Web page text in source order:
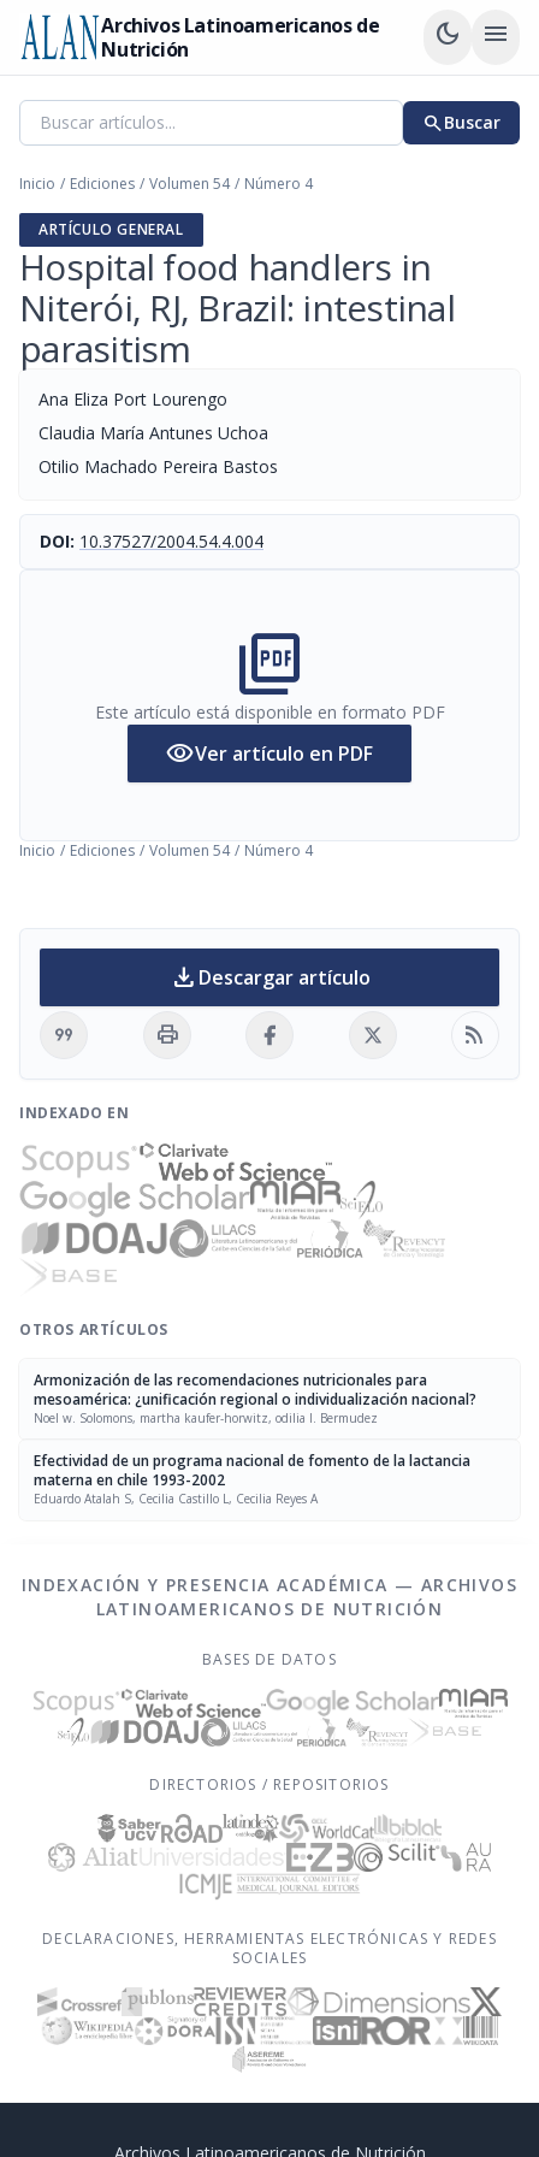
Archivos Latinoamericanos de
Nutrición
dark_mode menu
searchBuscar
Inicio / Ediciones / Volumen 54 / Número 4
ARTÍCULO GENERAL
Hospital food handlers in
Niterói, RJ, Brazil: intestinal
parasitism
Ana Eliza Port Lourengo
Claudia María Antunes Uchoa
Otilio Machado Pereira Bastos
DOI: 10.37527/2004.54.4.004
picture_as_pdf
Este artículo está disponible en formato PDF
visibilityVer artículo en PDF
Inicio / Ediciones / Volumen 54 / Número 4
download Descargar artículo
format_quote print rss_feed
INDEXADO EN
OTROS ARTÍCULOS
Armonización de las recomendaciones nutricionales para
mesoamérica: ¿unificación regional o individualización nacional?
Noel w. Solomons, martha kaufer-horwitz, odilia I. Bermudez
Efectividad de un programa nacional de fomento de la lactancia
materna en chile 1993-2002
Eduardo Atalah S, Cecilia Castillo L, Cecilia Reyes A
INDEXACIÓN Y PRESENCIA ACADÉMICA — ARCHIVOS
LATINOAMERICANOS DE NUTRICIÓN
BASES DE DATOS
DIRECTORIOS / REPOSITORIOS
DECLARACIONES, HERRAMIENTAS ELECTRÓNICAS Y REDES
SOCIALES